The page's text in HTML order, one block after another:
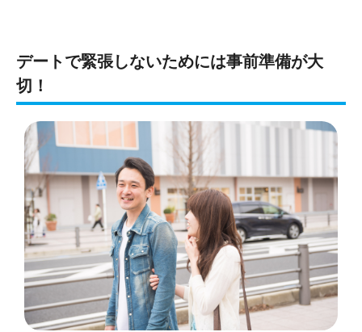
デートで緊張しないためには事前準備が大
切！